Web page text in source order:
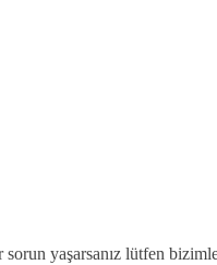
yaşarsanız lütfen